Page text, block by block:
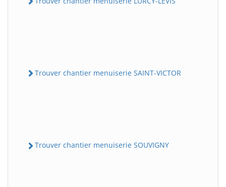
Trouver chantier menuiserie SAINT-VICTOR
Trouver chantier menuiserie SOUVIGNY